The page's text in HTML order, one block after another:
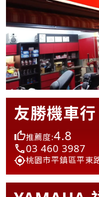
友勝機車行
推薦度:4.8
03 460 3987
桃園市平鎮區平東